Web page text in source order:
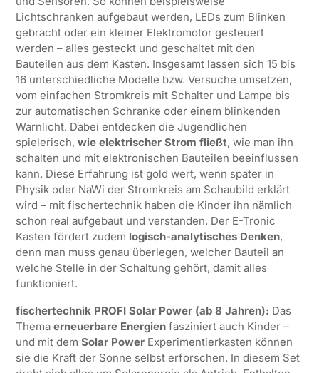
Lichtschranken aufgebaut werden, LEDs zum Blinken
gebracht oder ein kleiner Elektromotor gesteuert
werden – alles gesteckt und geschaltet mit den
Bauteilen aus dem Kasten. Insgesamt lassen sich 15 bis
16 unterschiedliche Modelle bzw. Versuche umsetzen,
vom einfachen Stromkreis mit Schalter und Lampe bis
zur automatischen Schranke oder einem blinkenden
Warnlicht. Dabei entdecken die Jugendlichen
spielerisch, wie elektrischer Strom fließt, wie man ihn
schalten und mit elektronischen Bauteilen beeinflussen
kann. Diese Erfahrung ist gold wert, wenn später in
Physik oder NaWi der Stromkreis am Schaubild erklärt
wird – mit fischertechnik haben die Kinder ihn nämlich
schon real aufgebaut und verstanden. Der E-Tronic
Kasten fördert zudem logisch-analytisches Denken,
denn man muss genau überlegen, welcher Bauteil an
welche Stelle in der Schaltung gehört, damit alles
funktioniert.
fischertechnik PROFI Solar Power (ab 8 Jahren): Das
Thema erneuerbare Energienfasziniert auch Kinder –
und mit dem Solar PowerExperimentierkasten können
sie die Kraft der Sonne selbst erforschen. In diesem Set